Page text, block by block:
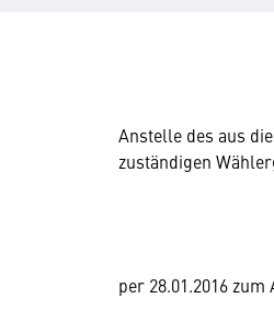
Anstelle des aus
zuständigen
per 28.01.2016